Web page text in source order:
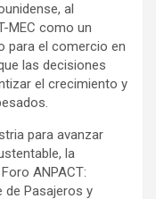
al
MEC como un
para el comercio en
las decisiones
el crecimiento y
para avanzar
la
ANPACT:
de Pasajeros y